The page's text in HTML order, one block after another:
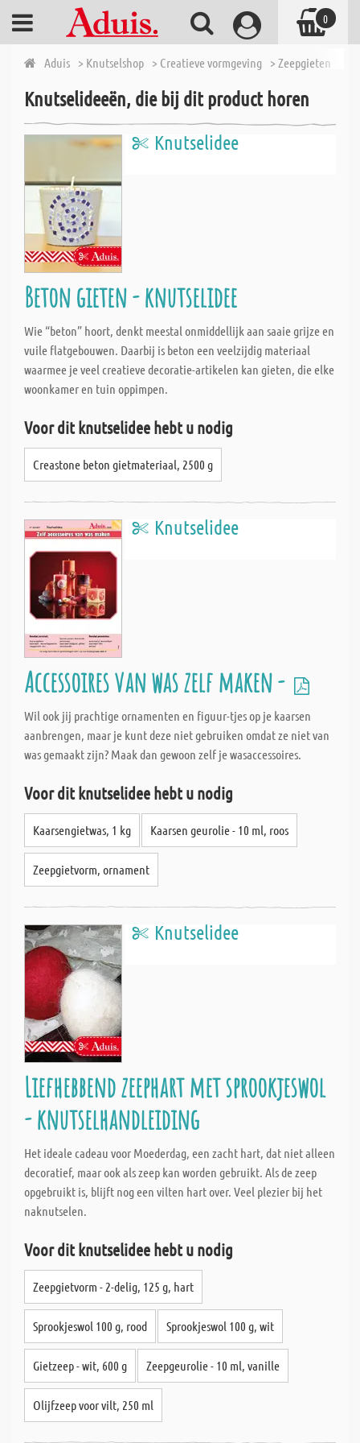
Aduis > Knutselshop > Creatieve vormgeving > Zeepgieten
Knutselideeën, die bij dit product horen
Knutselidee
Beton gieten - knutselidee
Wie “beton” hoort, denkt meestal onmiddellijk aan saaie grijze en
vuile flatgebouwen. Daarbij is beton een veelzijdig materiaal
waarmee je veel creatieve decoratie-artikelen kan gieten, die elke
woonkamer en tuin oppimpen.
Voor dit knutselidee hebt u nodig
Creastone beton gietmateriaal, 2500 g
Knutselidee
Accessoires van was zelf maken -
Wil ook jij prachtige ornamenten en figuur-tjes op je kaarsen
aanbrengen, maar je kunt deze niet gebruiken omdat ze niet van
was gemaakt zijn? Maak dan gewoon zelf je wasaccessoires.
Voor dit knutselidee hebt u nodig
Kaarsengietwas, 1 kg Kaarsen geurolie - 10 ml, roos
Zeepgietvorm, ornament
Knutselidee
Liefhebbend zeephart met sprookjeswol
- knutselhandleiding
Het ideale cadeau voor Moederdag, een zacht hart, dat niet alleen
decoratief, maar ook als zeep kan worden gebruikt. Als de zeep
opgebruikt is, blijft nog een vilten hart over. Veel plezier bij het
naknutselen.
Voor dit knutselidee hebt u nodig
Zeepgietvorm - 2-delig, 125 g, hart
Sprookjeswol 100 g, rood Sprookjeswol 100 g, wit
Gietzeep - wit, 600 g Zeepgeurolie - 10 ml, vanille
Olijfzeep voor vilt, 250 ml
0